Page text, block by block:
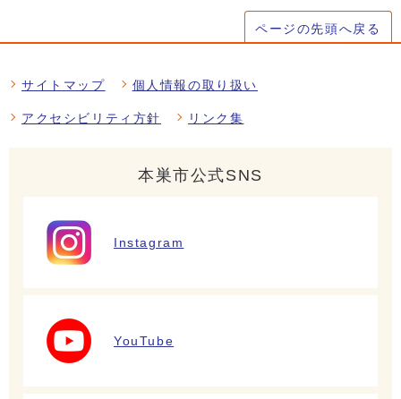
ページの先頭へ戻る
サイトマップ 個人情報の取り扱い
アクセシビリティ方針 リンク集
本巣市公式SNS
Instagram
YouTube